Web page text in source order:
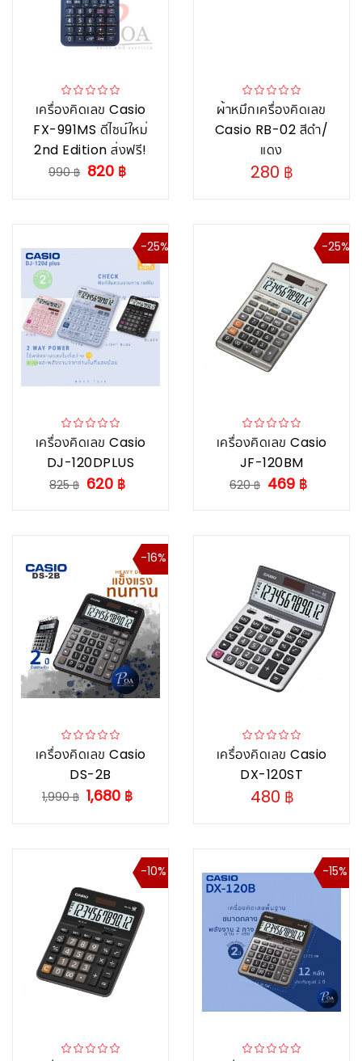
เครื่องคิดเลข Casio
FX-991MS ดีไซน์ใหม่
2nd Edition ส่งฟรี!
990 ฿ 820 ฿
ผ้าหมึกเครื่องคิดเลข
Casio RB-02 สีดำ/
แดง
280 ฿
-25%
เครื่องคิดเลข Casio
DJ-120DPLUS
825 ฿ 620 ฿
-25%
เครื่องคิดเลข Casio
JF-120BM
620 ฿ 469 ฿
-16%
เครื่องคิดเลข Casio
DS-2B
1,990 ฿ 1,680 ฿
เครื่องคิดเลข Casio
DX-120ST
480 ฿
-10% -15%